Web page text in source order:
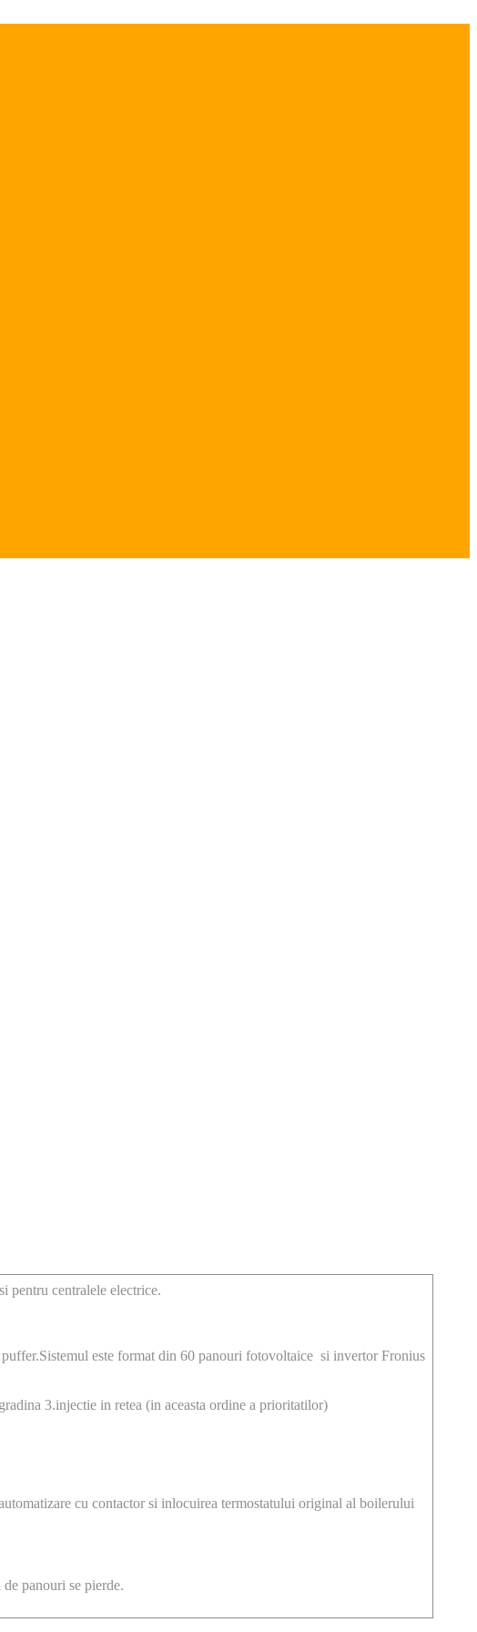
pentru centralele electrice.
este format din 60 panouri fotovoltaice si invertor Fronius
3.injectie in retea (in aceasta ordine a prioritatilor)
cu contactor si inlocuirea termostatului original al boilerului
panouri se pierde.